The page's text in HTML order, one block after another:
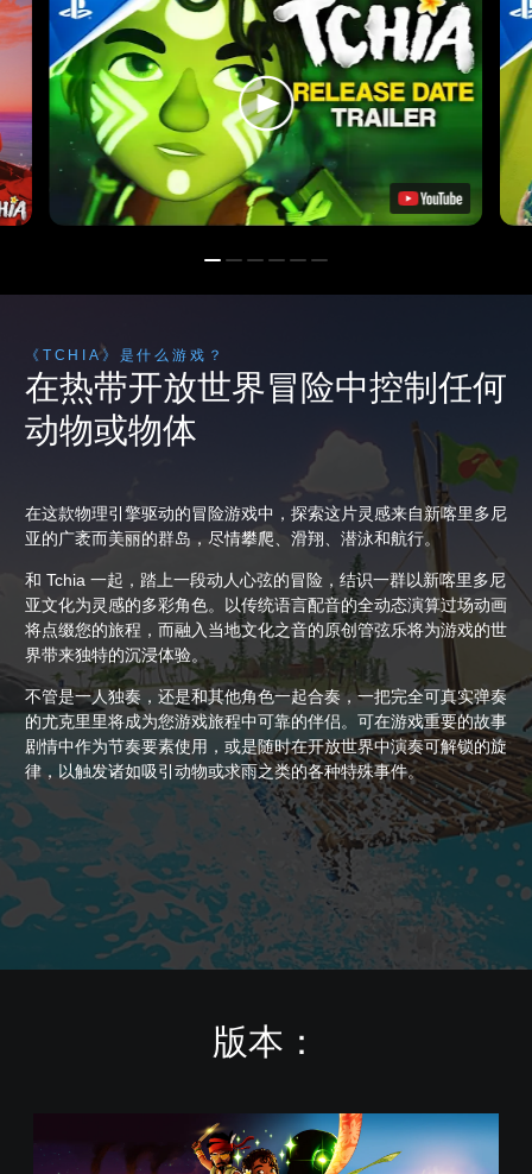
《TCHIA》是什么游戏？
在热带开放世界冒险中控制任何
动物或物体
在这款物理引擎驱动的冒险游戏中，探索这片灵感来自新喀里多尼
亚的广袤而美丽的群岛，尽情攀爬、滑翔、潜泳和航行。
和 Tchia 一起，踏上一段动人心弦的冒险，结识一群以新喀里多尼
亚文化为灵感的多彩角色。以传统语言配音的全动态演算过场动画
将点缀您的旅程，而融入当地文化之音的原创管弦乐将为游戏的世
界带来独特的沉浸体验。
不管是一人独奏，还是和其他角色一起合奏，一把完全可真实弹奏
的尤克里里将成为您游戏旅程中可靠的伴侣。可在游戏重要的故事
剧情中作为节奏要素使用，或是随时在开放世界中演奏可解锁的旋
律，以触发诸如吸引动物或求雨之类的各种特殊事件。
版本：
c